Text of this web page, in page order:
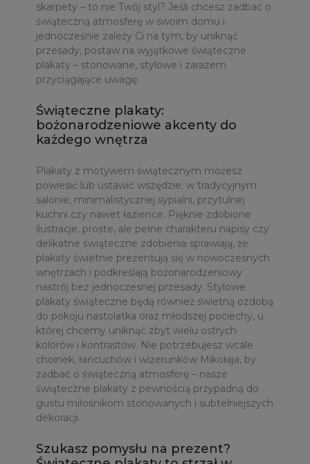
skarpety – to nie Twój styl? Jeśli chcesz zadbać o
świąteczną atmosferę w swoim domu i
jednocześnie zależy Ci na tym, by uniknąć
przesady, postaw na wyjątkowe świąteczne
plakaty – stonowane, stylowe i zarazem
przyciągające uwagę.
Świąteczne plakaty:
bożonarodzeniowe akcenty do
każdego wnętrza
Plakaty z motywem świątecznym możesz
powiesić lub ustawić wszędzie: w tradycyjnym
salonie, minimalistycznej sypialni, przytulnej
kuchni czy nawet łazience. Pięknie zdobione
ilustracje, proste, ale pełne charakteru napisy czy
delikatne świąteczne zdobienia sprawiają, że
plakaty świetnie prezentują się w nowoczesnych
wnętrzach i podkreślają bożonarodzeniowy
nastrój bez jednoczesnej przesady. Stylowe
plakaty świąteczne będą również świetną ozdobą
do pokoju nastolatka oraz młodszej pociechy, u
której chcemy uniknąć zbyt wielu ostrych
kolorów i kontrastów. Nie potrzebujesz wcale
choinek, łańcuchów i wizerunków Mikołaja, by
zadbać o świąteczną atmosferę – nasze
świąteczne plakaty z pewnością przypadną do
gustu miłośnikom stonowanych i subtelniejszych
dekoracji.
Szukasz pomysłu na prezent?